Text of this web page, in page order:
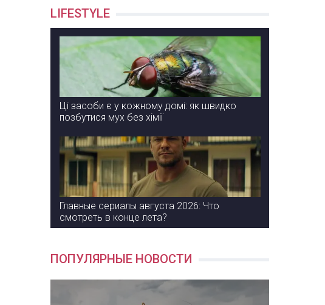
LIFESTYLE
Ці засоби є у кожному домі: як швидко
позбутися мух без хімії
Главные сериалы августа 2026: Что
смотреть в конце лета?
ПОПУЛЯРНЫЕ НОВОСТИ